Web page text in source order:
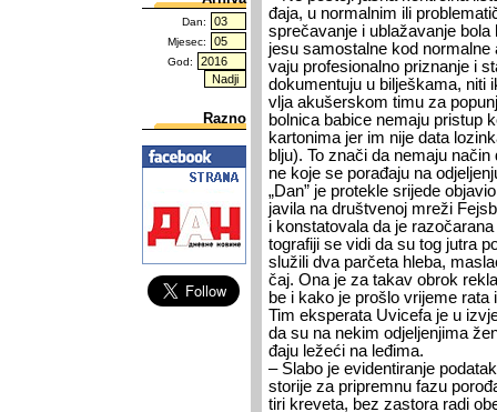
Dan:
Mjesec:
God:
Razno
đa­ja, u nor­mal­nim ili
sprečavanje i ublažavanje
je­su sa­mo­stal­ne kod
va­ju pro­fe­si­o­nal­no pri­zna­nje i
do­ku­men­tu­ju u bi­lje­ška­ma, ni­ti
vlja aku­šer­skom ti­mu za
bol­ni­ca ba­bi­ce ne­ma­ju pri­stup
kar­to­ni­ma jer im ni­je da­ta
blju). To zna­či da ne­ma­ju
ne ko­je se po­ra­đa­ju na
„Dan” je pro­te­kle sri­je­de
ja­vi­la na dru­štve­noj mre­ži
i kon­sta­to­va­la da je
to­gra­fi­ji se vi­di da su tog ju­tra
slu­ži­li dva par­če­ta hle­ba,
čaj. Ona je za ta­kav obrok
be i ka­ko je pro­šlo vri­je­me ra­ta
Tim eks­pera­ta Uvi­ce­fa je u
da su na ne­kim odje­lje­nji­ma
đa­ju le­že­ći na le­đi­ma.
– Sla­bo je evi­den­ti­ra­nje
sto­ri­je za pri­prem­nu fa­zu
ti­ri kre­ve­ta, bez za­sto­ra ra­di